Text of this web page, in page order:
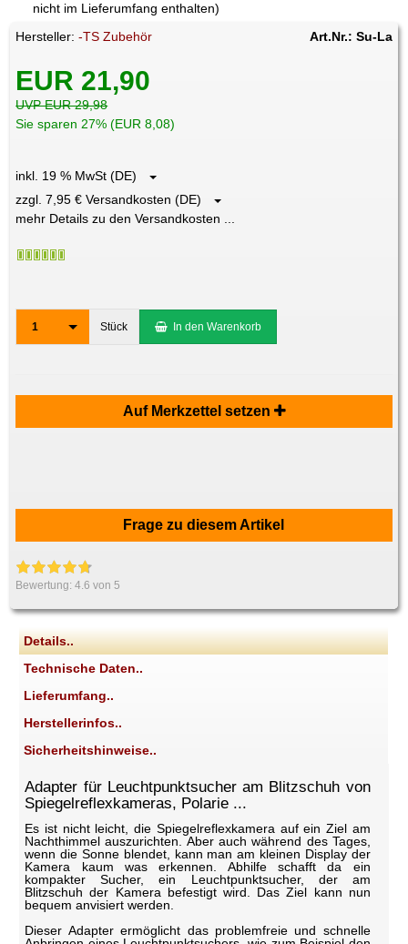
nicht im Lieferumfang enthalten)
Hersteller:-TS Zubehör Art.Nr.: Su-La
EUR 21,90
UVP EUR 29,98
Sie sparen 27% (EUR 8,08)
inkl. 19 % MwSt (DE)
zzgl. 7,95 € Versandkosten (DE)
mehr Details zu den Versandkosten ...
1 Stück In den Warenkorb
Auf Merkzettel setzen
Frage zu diesem Artikel
Bewertung:4.6 von 5
Details..
Technische Daten..
Lieferumfang..
Herstellerinfos..
Sicherheitshinweise..
Adapter für Leuchtpunktsucher am Blitzschuh von
Spiegelreflexkameras, Polarie ...
Es ist nicht leicht, die Spiegelreflexkamera auf ein Ziel am
Nachthimmel auszurichten. Aber auch während des Tages,
wenn die Sonne blendet, kann man am kleinen Display der
Kamera kaum was erkennen. Abhilfe schafft da ein
kompakter Sucher, ein Leuchtpunktsucher, der am
Blitzschuh der Kamera befestigt wird. Das Ziel kann nun
bequem anvisiert werden.
Dieser Adapter ermöglicht das problemfreie und schnelle